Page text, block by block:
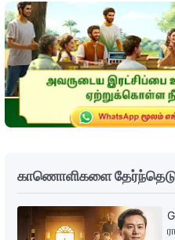
11:22
9:31
காணொளிகளை